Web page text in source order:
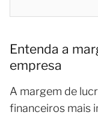
Entenda a
empresa
A margem de
financeiros mais